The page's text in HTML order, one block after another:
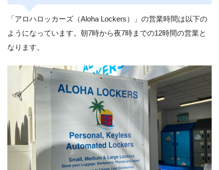
「アロハロッカーズ（Aloha Lockers）」の営業時間は以下の
ようになっています。朝7時から夜7時までの12時間の営業と
なります。